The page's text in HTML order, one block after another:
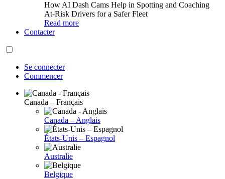
How AI Dash Cams Help in Spotting and Coaching
At-Risk Drivers for a Safer Fleet
Read more
Contacter
Se connecter
Commencer
Canada – Français
Canada – Anglais
États-Unis – Espagnol
Australie
Belgique